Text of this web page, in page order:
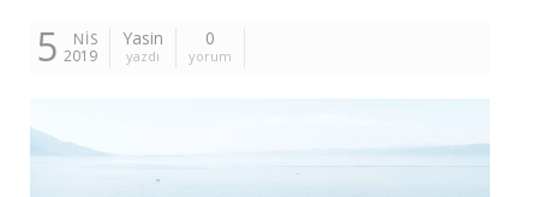
5
NIS
2019
Yasin
yazdı
0
yorum